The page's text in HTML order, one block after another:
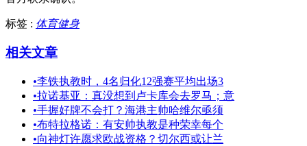
标签 : 体育健身
相关文章
•李铁执教时，4名归化12强赛平均出场3
•拉诺基亚：真没想到卢卡库会去罗马；意
•手握好牌不会打？海港主帅哈维尔亟须
•布特拉格诺：有安帅执教是种荣幸每个
•向神灯许愿求欧战资格？切尔西或让兰